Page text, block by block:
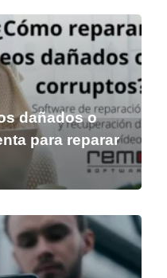
dañados o
para reparar